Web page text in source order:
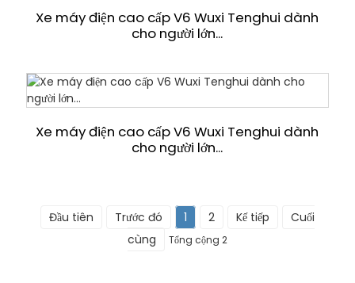
Xe máy điện cao cấp V6 Wuxi Tenghui dành
cho người lớn...
Xe máy điện cao cấp V6 Wuxi Tenghui dành
cho người lớn...
Đầu tiên Trước đó 1 2 Kế tiếp
Cuối
cùng
Tổng cộng 2